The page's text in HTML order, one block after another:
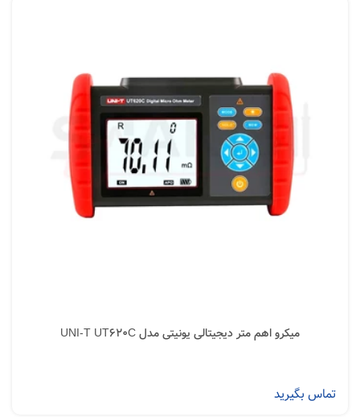
میکرو اهم متر دیجیتالی یونیتی مدل UNI-T UT620C
تماس بگیرید